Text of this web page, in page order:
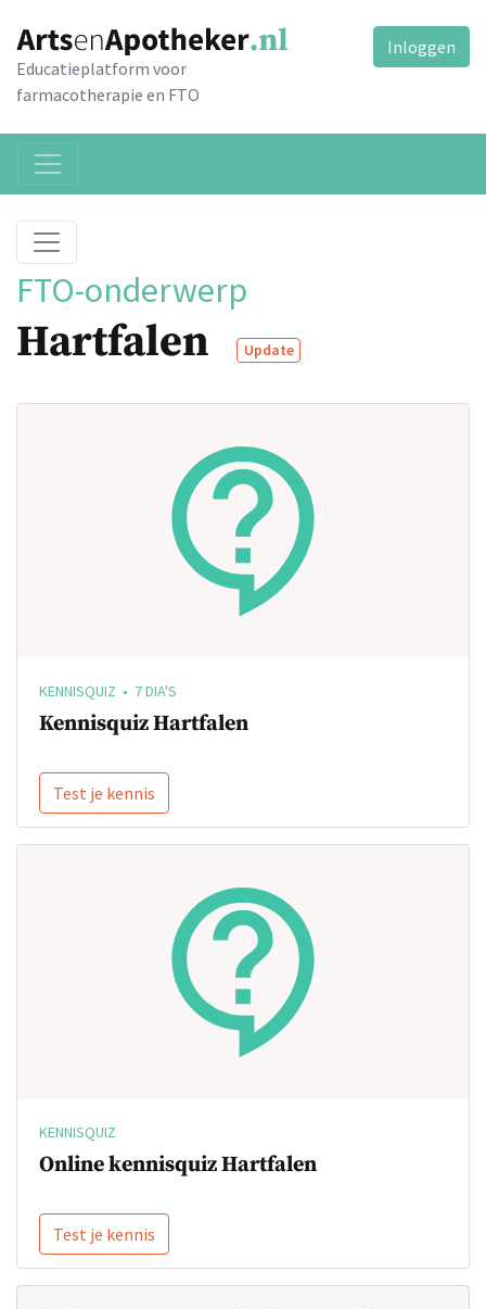
Educatieplatform voor
farmacotherapie en FTO
Inloggen
FTO-onderwerp
Hartfalen Update
KENNISQUIZ • 7 DIA'S
Kennisquiz Hartfalen
Test je kennis
KENNISQUIZ
Online kennisquiz Hartfalen
Test je kennis